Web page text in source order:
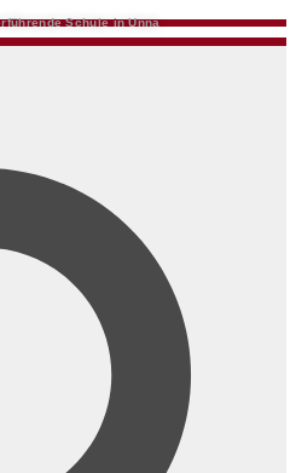
Schule in Unna